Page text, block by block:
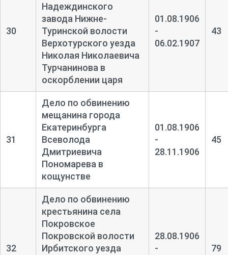
30
Надеждинского
завода Нижне-
Туринской волости
Верхотурского уезда
Николая Николаевича
Турчанинова в
оскорблении царя
01.08.1906
-
06.02.1907
43
31
Дело по обвинению
мещанина города
Екатеринбурга
Всеволода
Дмитриевича
Пономарева в
кощунстве
01.08.1906
-
28.11.1906
45
32
Дело по обвинению
крестьянина села
Покровское
Покровской волости
Ирбитского уезда
28.08.1906
-
79